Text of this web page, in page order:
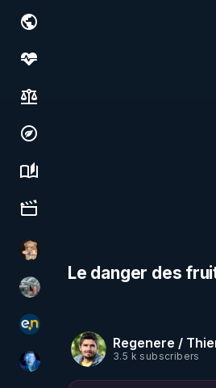
Society, justice & freedoms
Economy, environment & technology
Science, history & spirituality
Culture, media & entertainment
DataCenter
Ben Garneau
essentiel.news
AH2020
Le danger des
Regenere /
3.5 k subscribers